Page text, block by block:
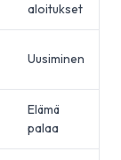
aloitukset
Uusiminen
Elämä
palaa